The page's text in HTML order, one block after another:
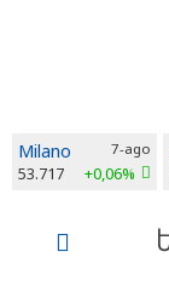
Milano 7-ago
53.717 +0,06%